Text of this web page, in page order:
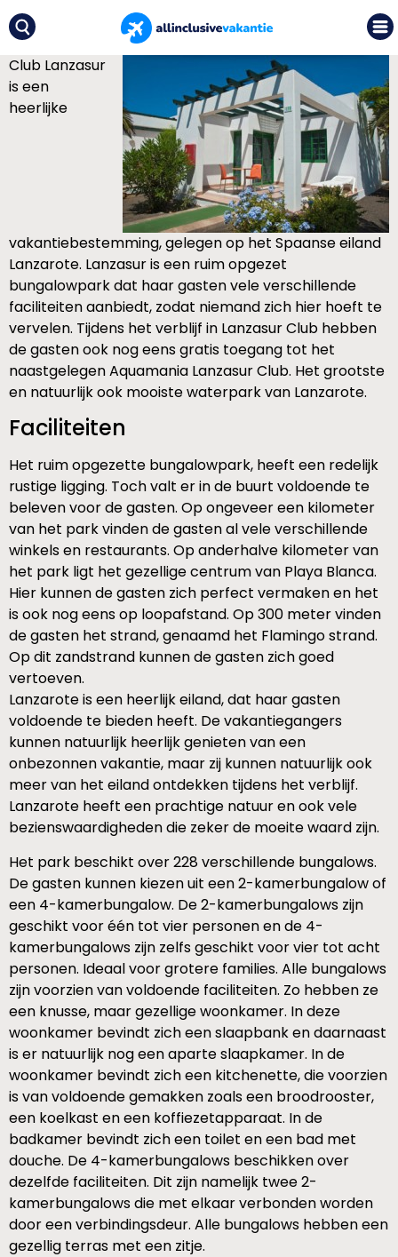
Club Lanzasur
is een
heerlijke
vakantiebestemming, gelegen op het Spaanse eiland
Lanzarote. Lanzasur is een ruim opgezet
bungalowpark dat haar gasten vele verschillende
faciliteiten aanbiedt, zodat niemand zich hier hoeft te
vervelen. Tijdens het verblijf in Lanzasur Club hebben
de gasten ook nog eens gratis toegang tot het
naastgelegen Aquamania Lanzasur Club. Het grootste
en natuurlijk ook mooiste waterpark van Lanzarote.
Faciliteiten
Het ruim opgezette bungalowpark, heeft een redelijk
rustige ligging. Toch valt er in de buurt voldoende te
beleven voor de gasten. Op ongeveer een kilometer
van het park vinden de gasten al vele verschillende
winkels en restaurants. Op anderhalve kilometer van
het park ligt het gezellige centrum van Playa Blanca.
Hier kunnen de gasten zich perfect vermaken en het
is ook nog eens op loopafstand. Op 300 meter vinden
de gasten het strand, genaamd het Flamingo strand.
Op dit zandstrand kunnen de gasten zich goed
vertoeven.
Lanzarote is een heerlijk eiland, dat haar gasten
voldoende te bieden heeft. De vakantiegangers
kunnen natuurlijk heerlijk genieten van een
onbezonnen vakantie, maar zij kunnen natuurlijk ook
meer van het eiland ontdekken tijdens het verblijf.
Lanzarote heeft een prachtige natuur en ook vele
bezienswaardigheden die zeker de moeite waard zijn.
Het park beschikt over 228 verschillende bungalows.
De gasten kunnen kiezen uit een 2-kamerbungalow of
een 4-kamerbungalow. De 2-kamerbungalows zijn
geschikt voor één tot vier personen en de 4-
kamerbungalows zijn zelfs geschikt voor vier tot acht
personen. Ideaal voor grotere families. Alle bungalows
zijn voorzien van voldoende faciliteiten. Zo hebben ze
een knusse, maar gezellige woonkamer. In deze
woonkamer bevindt zich een slaapbank en daarnaast
is er natuurlijk nog een aparte slaapkamer. In de
woonkamer bevindt zich een kitchenette, die voorzien
is van voldoende gemakken zoals een broodrooster,
een koelkast en een koffiezetapparaat. In de
badkamer bevindt zich een toilet en een bad met
douche. De 4-kamerbungalows beschikken over
dezelfde faciliteiten. Dit zijn namelijk twee 2-
kamerbungalows die met elkaar verbonden worden
door een verbindingsdeur. Alle bungalows hebben een
gezellig terras met een zitje.